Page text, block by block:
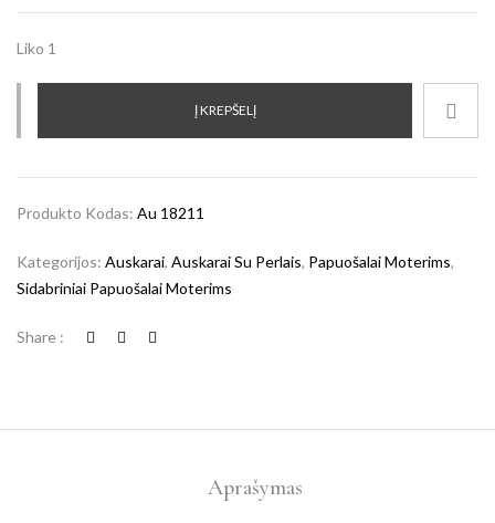
Liko 1
Į KREPŠELĮ
Produkto Kodas: Au 18211
Kategorijos: Auskarai, Auskarai Su Perlais, Papuošalai Moterims,
Sidabriniai Papuošalai Moterims
Share :
Aprašymas